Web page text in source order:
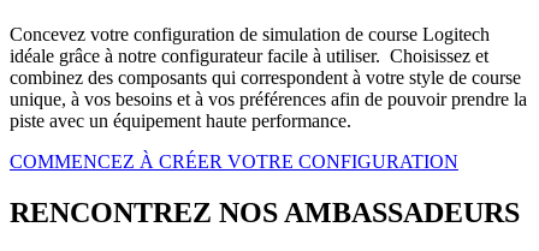
Concevez votre configuration de simulation de course Logitech
idéale grâce à notre configurateur facile à utiliser. Choisissez et
combinez des composants qui correspondent à votre style de course
unique, à vos besoins et à vos préférences afin de pouvoir prendre la
piste avec un équipement haute performance.
COMMENCEZ À CRÉER VOTRE CONFIGURATION
RENCONTREZ NOS AMBASSADEURS